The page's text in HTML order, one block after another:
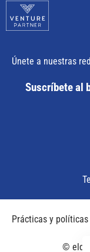
Únete a nuestras
Suscríbete al
Prácticas y
©